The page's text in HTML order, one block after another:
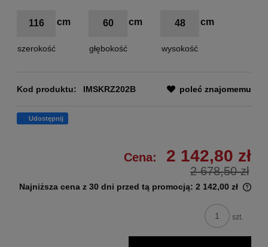
116
szerokość
60
głębokość
48
wysokość
Kod produktu: IMSKRZ202B poleć znajomemu
Udostępnij
Cena: 2 142,80 zł
2 678,50 zł
Najniższa cena z 30 dni przed tą promocją: 2 142,00 zł
szt.